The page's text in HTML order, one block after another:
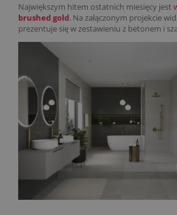
Największym hitem ostatnich miesięcy jest
brushed gold. Na załączonym projekcie
prezentuje się w zestawieniu z betonem i